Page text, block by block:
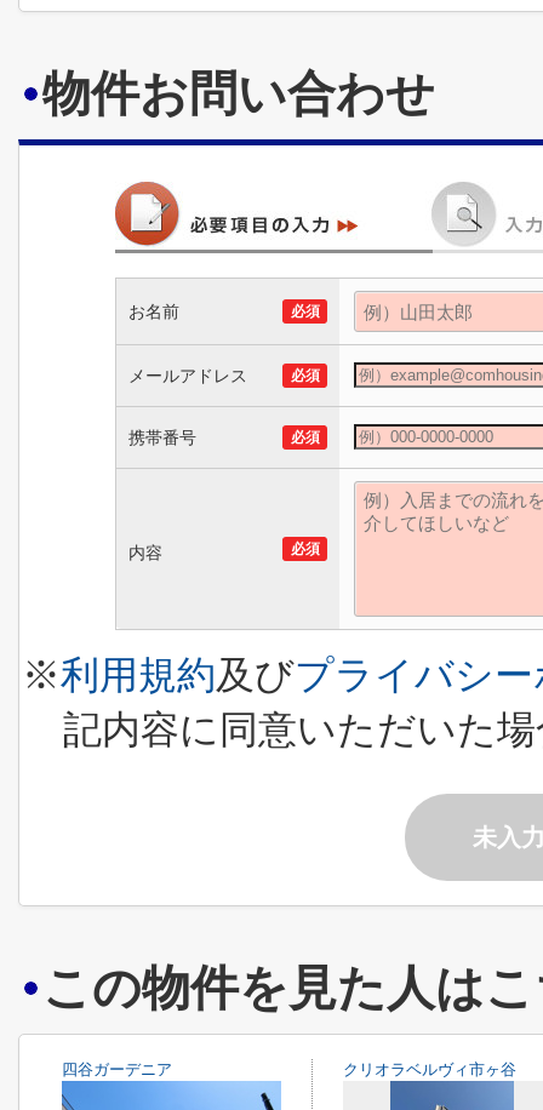
物件お問い合わせ
お名前 必須
メールアドレス 必須
携帯番号 必須
内容 必須
※利用規約及びプライバシ
記内容に同意いただいた
未入
この物件を見た人は
四谷ガーデニア クリオラベルヴィ市ヶ谷